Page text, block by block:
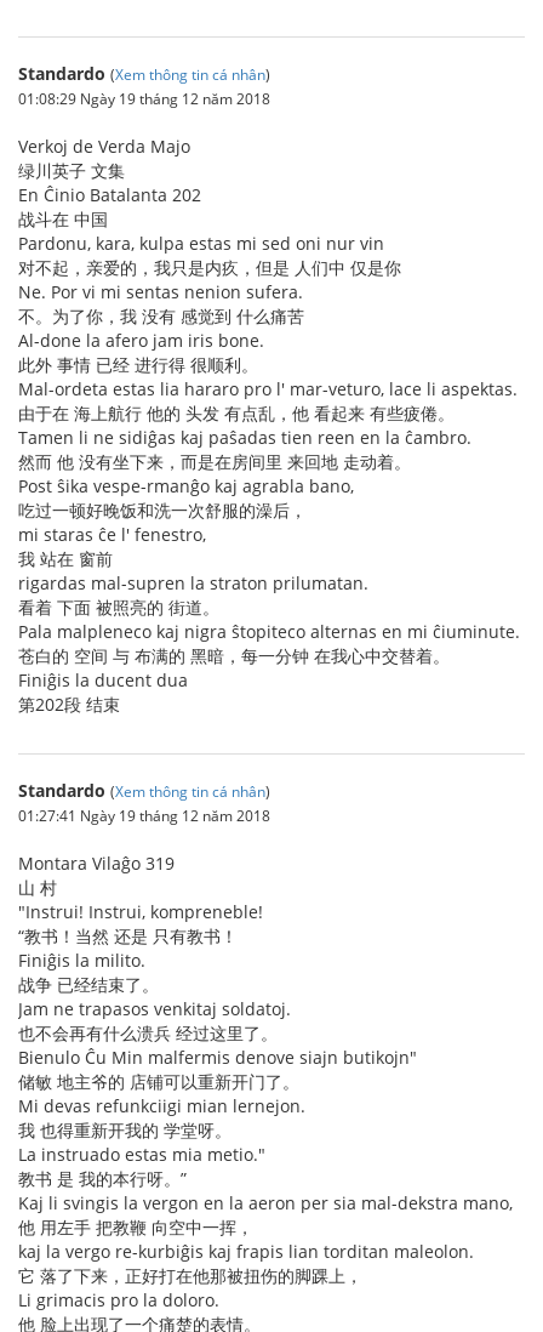
Standardo (Xem thông tin cá nhân)
01:08:29 Ngày 19 tháng 12 năm 2018
Verkoj de Verda Majo
绿川英子 文集
En Ĉinio Batalanta 202
战斗在 中国
Pardonu, kara, kulpa estas mi sed oni nur vin
对不起，亲爱的，我只是内疚，但是 人们中 仅是你
Ne. Por vi mi sentas nenion sufera.
不。为了你，我 没有 感觉到 什么痛苦
Al-done la afero jam iris bone.
此外 事情 已经 进行得 很顺利。
Mal-ordeta estas lia hararo pro l' mar-veturo, lace li aspektas.
由于在 海上航行 他的 头发 有点乱，他 看起来 有些疲倦。
Tamen li ne sidiĝas kaj paŝadas tien reen en la ĉambro.
然而 他 没有坐下来，而是在房间里 来回地 走动着。
Post ŝika vespe-rmanĝo kaj agrabla bano,
吃过一顿好晚饭和洗一次舒服的澡后，
mi staras ĉe l' fenestro,
我 站在 窗前
rigardas mal-supren la straton prilumatan.
看着 下面 被照亮的 街道。
Pala malpleneco kaj nigra ŝtopiteco alternas en mi ĉiuminute.
苍白的 空间 与 布满的 黑暗，每一分钟 在我心中交替着。
Finiĝis la ducent dua
第202段 结束
Standardo (Xem thông tin cá nhân)
01:27:41 Ngày 19 tháng 12 năm 2018
Montara Vilaĝo 319
山 村
"Instrui! Instrui, kompreneble!
“教书！当然 还是 只有教书！
Finiĝis la milito.
战争 已经结束了。
Jam ne trapasos venkitaj soldatoj.
也不会再有什么溃兵 经过这里了。
Bienulo Ĉu Min malfermis denove siajn butikojn"
储敏 地主爷的 店铺可以重新开门了。
Mi devas refunkciigi mian lernejon.
我 也得重新开我的 学堂呀。
La instruado estas mia metio."
教书 是 我的本行呀。”
Kaj li svingis la vergon en la aeron per sia mal-dekstra mano,
他 用左手 把教鞭 向空中一挥，
kaj la vergo re-kurbiĝis kaj frapis lian torditan maleolon.
它 落了下来，正好打在他那被扭伤的脚踝上，
Li grimacis pro la doloro.
他 脸上出现了一个痛楚的表情。